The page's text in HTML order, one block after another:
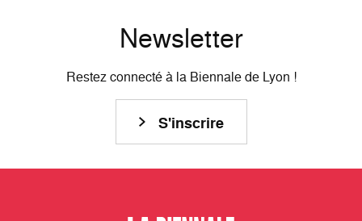
Newsletter
Restez connecté à la Biennale de Lyon !
S'inscrire